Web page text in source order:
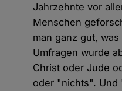
Jahrzehnte vor
Menschen
man ganz gut,
Umfragen wurde
Christ oder Jude
oder "nichts".